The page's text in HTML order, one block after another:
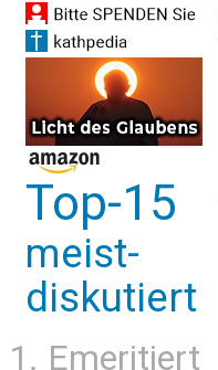
Top-15
meist-
diskutiert
Emeritiert